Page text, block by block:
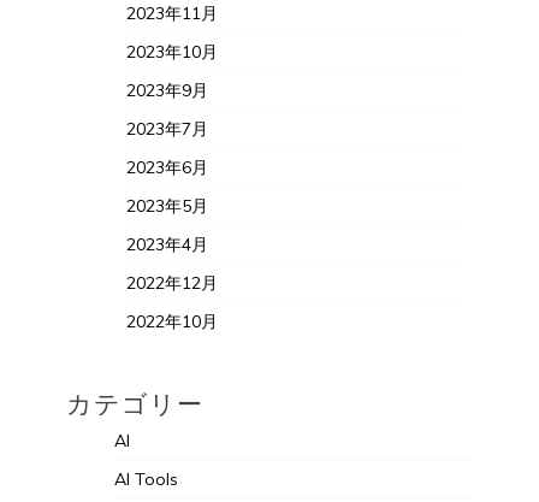
2023年11月
2023年10月
2023年9月
2023年7月
2023年6月
2023年5月
2023年4月
2022年12月
2022年10月
カテゴリー
AI
AI Tools